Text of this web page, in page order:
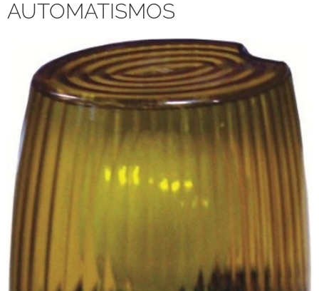
AUTOMATISMOS